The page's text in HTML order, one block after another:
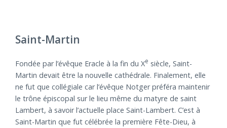
Saint-Martin
Fondée par l’évêque Eracle à la fin du Xe siècle, Saint-
Martin devait être la nouvelle cathédrale. Finalement, elle
ne fut que collégiale car l’évêque Notger préféra maintenir
le trône épiscopal sur le lieu même du matyre de saint
Lambert, à savoir l’actuelle place Saint-Lambert. C’est à
Saint-Martin que fut célébrée la première Fête-Dieu, à